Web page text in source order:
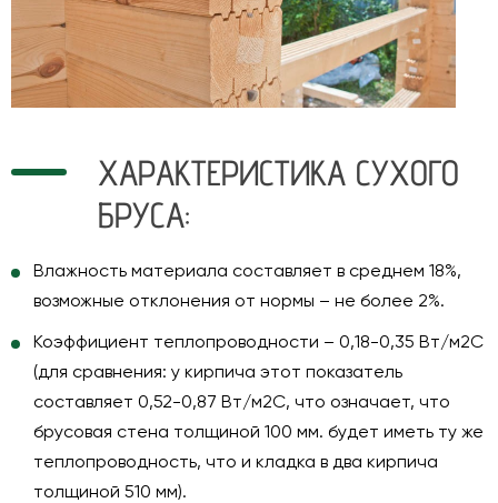
ХАРАКТЕРИСТИКА СУХОГО
БРУСА:
Влажность материала составляет в среднем 18%,
возможные отклонения от нормы – не более 2%.
Коэффициент теплопроводности – 0,18-0,35 Вт/м2С
(для сравнения: у кирпича этот показатель
составляет 0,52-0,87 Вт/м2С, что означает, что
брусовая стена толщиной 100 мм. будет иметь ту же
теплопроводность, что и кладка в два кирпича
толщиной 510 мм).